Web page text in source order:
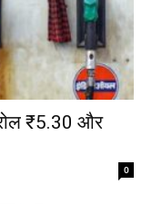
₹5.30 और
0